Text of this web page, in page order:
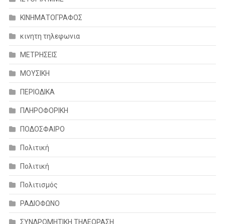
ΚΙΝΗΜΑΤΟΓΡΑΦΟΣ
κινητη τηλεφωνια
ΜΕΤΡΗΣΕΙΣ
ΜΟΥΣΙΚΗ
ΠΕΡΙΟΔΙΚΑ
ΠΛΗΡΟΦΟΡΙΚΗ
ΠΟΔΟΣΦΑΙΡΟ
Πολιτική
Πολιτική
Πολιτισμός
ΡΑΔΙΟΦΩΝΟ
ΣΥΝΔΡΟΜΗΤΙΚΗ ΤΗΛΕΟΡΑΣΗ